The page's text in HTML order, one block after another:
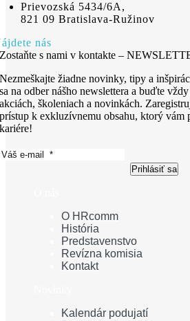
Prievozská 5434/6A,
821 09 Bratislava-Ružinov
nás
Zostaňte s nami v kontakte –
Nezmeškajte žiadne novinky, tipy a
sa na odber nášho newslettera a buďte
akciách, školeniach a novinkách.
prístup k exkluzívnemu obsahu, ktorý vám
kariére!
Prihlásiť sa
O HRcomm
História
Predstavenstvo
Revízna komisia
Kontakt
Kalendár podujatí